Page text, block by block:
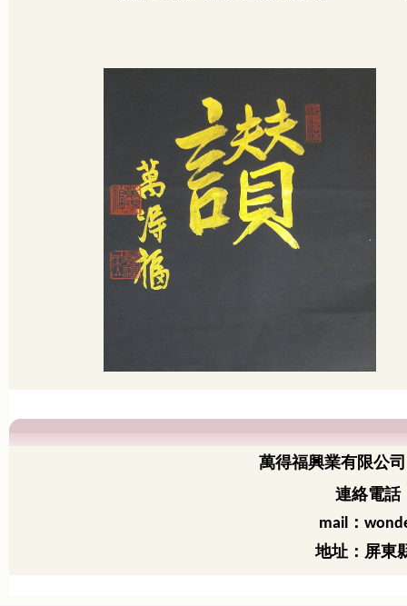
萬得福興業有限公司
連絡電
mail ：
地址：屏東